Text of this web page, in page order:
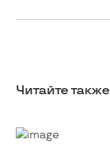
Читайте также